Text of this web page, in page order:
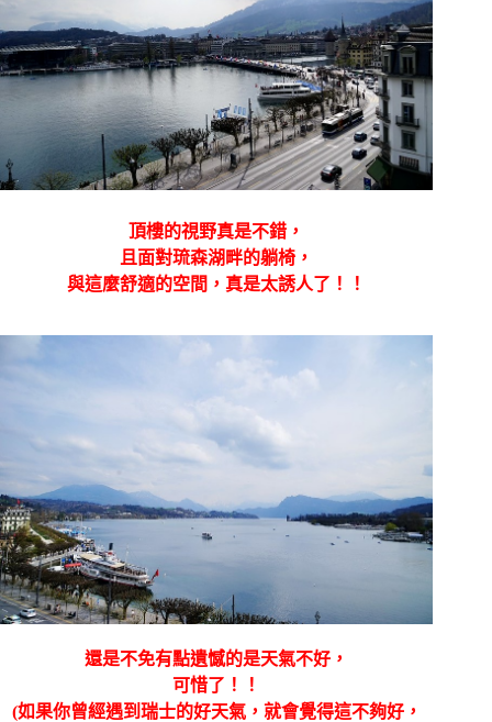
頂樓的視野真是不錯，
且面對琉森湖畔的躺椅，
與這麼舒適的空間，真是太誘人了！！
還是不免有點遺憾的是天氣不好，
可惜了！！
(如果你曾經遇到瑞士的好天氣，就會覺得這不夠好，